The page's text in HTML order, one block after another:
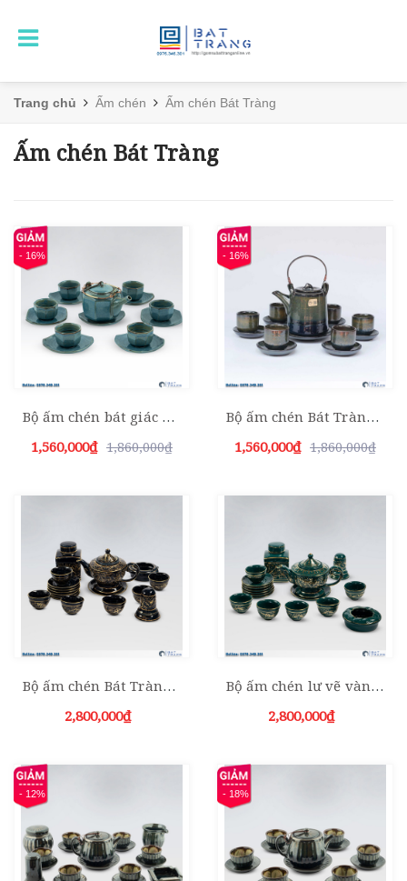
Trang chủ Ấm chén Ấm chén Bát Tràng
Ấm chén Bát Tràng
- 16%
Bộ ấm chén bát giác xanh da trời
1,560,000₫ 1,860,000₫
- 16%
Bộ ấm chén Bát Tràng cao quai mây xanh đề bon
1,560,000₫ 1,860,000₫
Bộ ấm chén Bát Tràng lư vẽ vàng kèm phụ kiện
2,800,000₫
Bộ ấm chén lư vẽ vàng men xanh ngọc kèm phụ kiện
2,800,000₫
- 12% - 18%